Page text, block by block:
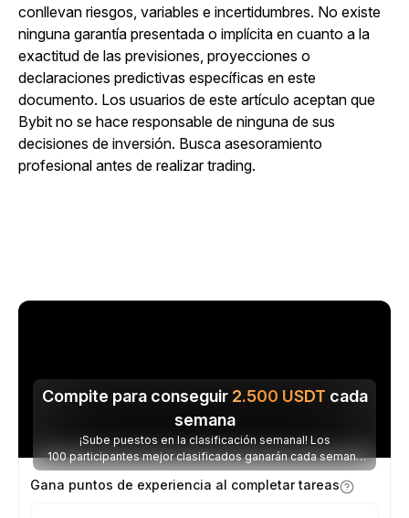
conllevan riesgos, variables e incertidumbres. No existe
ninguna garantía presentada o implícita en cuanto a la
exactitud de las previsiones, proyecciones o
declaraciones predictivas específicas en este
documento. Los usuarios de este artículo aceptan que
Bybit no se hace responsable de ninguna de sus
decisiones de inversión. Busca asesoramiento
profesional antes de realizar trading.
Compite para conseguir 2.500 USDT cada
semana
¡Sube puestos en la clasificación semanal! Los
100 participantes mejor clasificados ganarán cada semana
parte de los 2.500 USDT disponibles.
Gana puntos de experiencia al completar tareas